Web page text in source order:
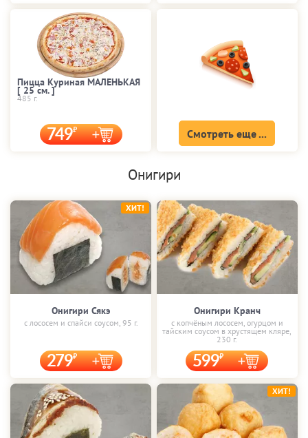
Пицца Куриная МАЛЕНЬКАЯ
[ 25 cм. ]
485 г.
749 Смотреть еще ...
Онигири
Онигири Сякэ
с лососем и спайси соусом, 95 г.
279
ХИТ!
Онигири Кранч
с копчёным лососем, огурцом и
тайским соусом в хрустящем кляре,
230 г.
599
ХИТ!